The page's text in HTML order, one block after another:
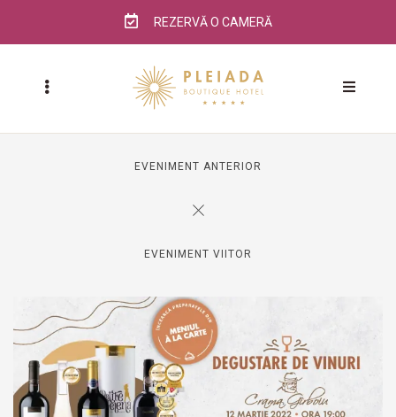
REZERVĂ O CAMERĂ
EVENIMENT ANTERIOR
EVENIMENT VIITOR